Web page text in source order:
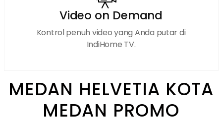
Video on Demand
Kontrol penuh video yang Anda putar di
IndiHome TV.
MEDAN HELVETIA KOTA
MEDAN PROMO